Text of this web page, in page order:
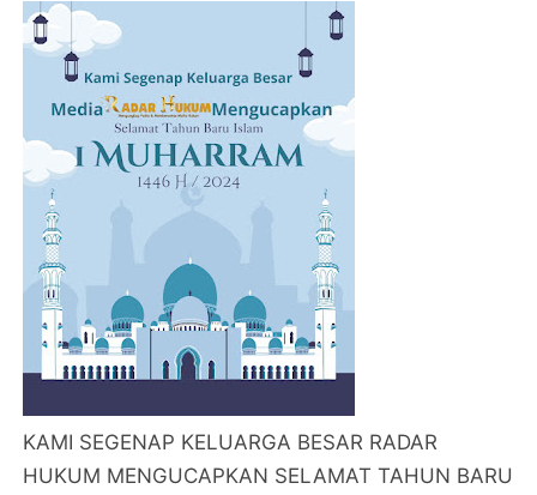
KAMI SEGENAP KELUARGA BESAR RADAR
HUKUM MENGUCAPKAN SELAMAT TAHUN BARU